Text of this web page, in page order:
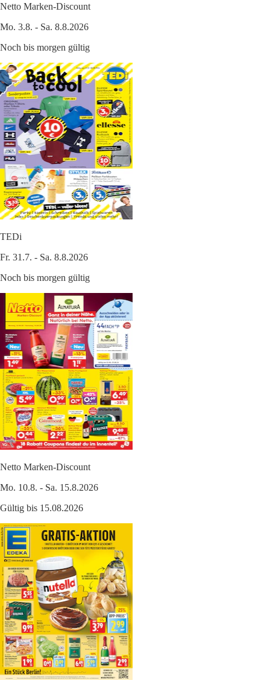
Netto Marken-Discount
Mo. 3.8. - Sa. 8.8.2026
Noch bis morgen gültig
TEDi
Fr. 31.7. - Sa. 8.8.2026
Noch bis morgen gültig
Netto Marken-Discount
Mo. 10.8. - Sa. 15.8.2026
Gültig bis 15.08.2026